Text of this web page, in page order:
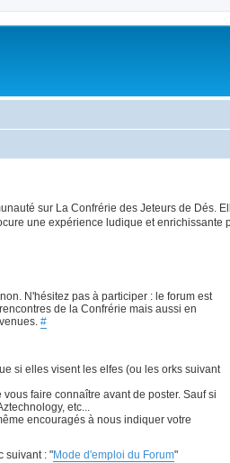
sur La Confrérie des Jeteurs de Dés.
une expérience ludique et enrichissante
N'hésitez pas à participer : le forum est
de la Confrérie mais aussi en
#
si elles visent les elfes (ou les orks suivant
faire connaître avant de poster. Sauf si
etc...
encouragés à nous indiquer votre
suivant : "Mode d'emploi du Forum"